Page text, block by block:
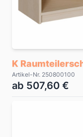
K
Artikel-Nr. 250800100
ab 507,60 €